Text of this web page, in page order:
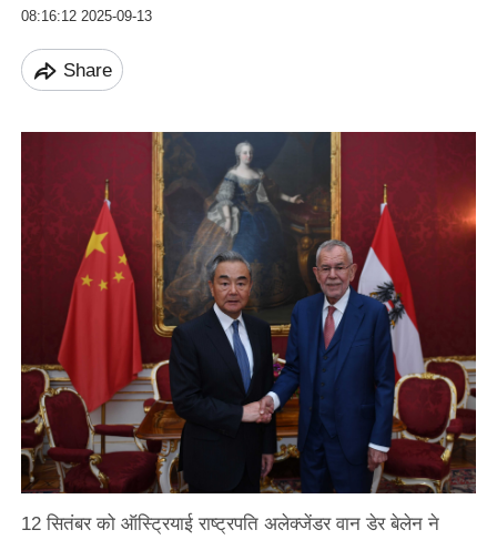
08:16:12 2025-09-13
Share
12 सितंबर को ऑस्ट्रियाई राष्ट्रपति अलेक्जेंडर वान डेर बेलेन ने